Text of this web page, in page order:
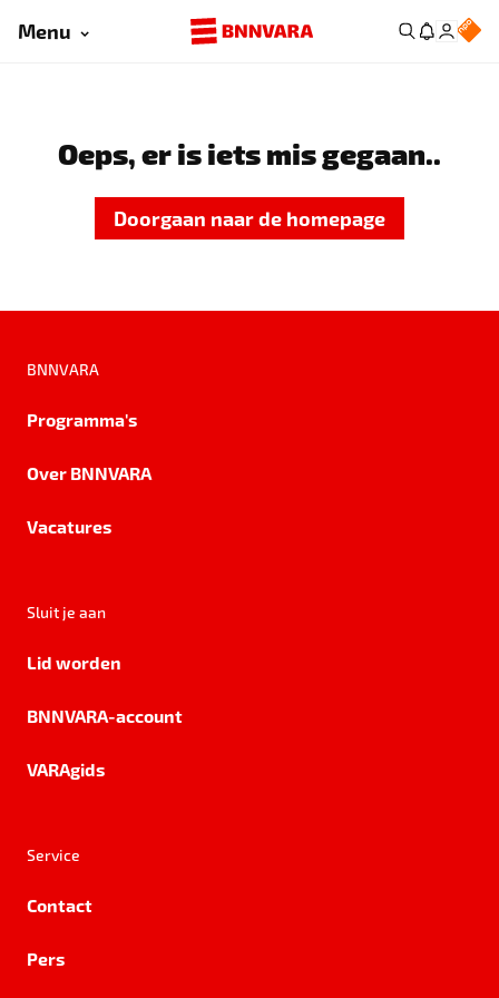
Menu
Oeps, er is iets mis gegaan..
Doorgaan naar de homepage
BNNVARA
Programma's
Over BNNVARA
Vacatures
Sluit je aan
Lid worden
BNNVARA-account
VARAgids
Service
Contact
Pers